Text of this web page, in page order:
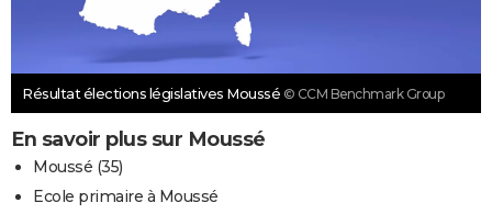
Résultat élections législatives Moussé © CCM Benchmark Group
En savoir plus sur Moussé
Moussé (35)
Ecole primaire à Moussé